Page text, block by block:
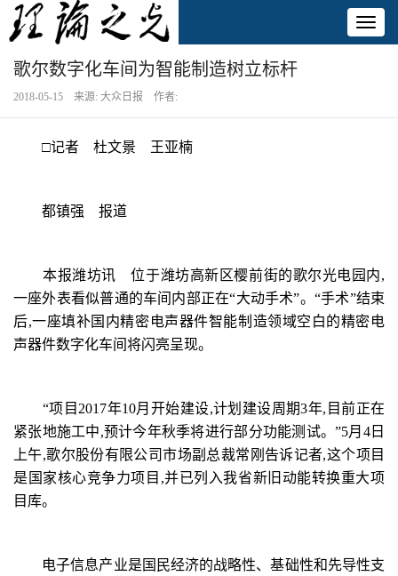
歌尔数字化车间为智能制造树立标杆
2018-05-15 来源: 大众日报 作者:
□记者 杜文景 王亚楠
都镇强 报道
本报潍坊讯 位于潍坊高新区樱前街的歌尔光电园内,
一座外表看似普通的车间内部正在“大动手术”。“手术”结束
后,一座填补国内精密电声器件智能制造领域空白的精密电
声器件数字化车间将闪亮呈现。
“项目2017年10月开始建设,计划建设周期3年,目前正在
紧张地施工中,预计今年秋季将进行部分功能测试。”5月4日
上午,歌尔股份有限公司市场副总裁常刚告诉记者,这个项目
是国家核心竞争力项目,并已列入我省新旧动能转换重大项
目库。
电子信息产业是国民经济的战略性、基础性和先导性支